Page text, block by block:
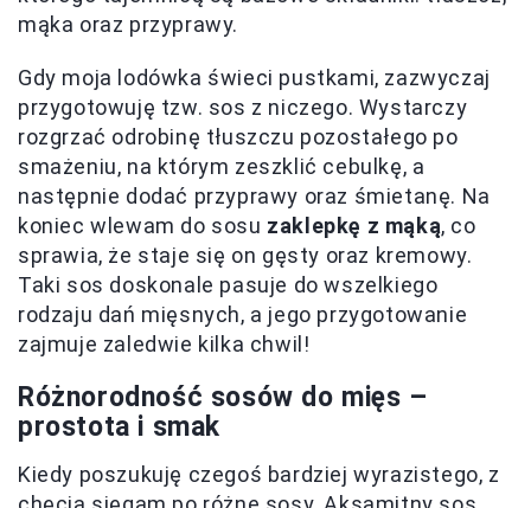
mąka oraz przyprawy.
Gdy moja lodówka świeci pustkami, zazwyczaj
przygotowuję tzw. sos z niczego. Wystarczy
rozgrzać odrobinę tłuszczu pozostałego po
smażeniu, na którym zeszklić cebulkę, a
następnie dodać przyprawy oraz śmietanę. Na
koniec wlewam do sosu zaklepkę z mąką, co
sprawia, że staje się on gęsty oraz kremowy.
Taki sos doskonale pasuje do wszelkiego
rodzaju dań mięsnych, a jego przygotowanie
zajmuje zaledwie kilka chwil!
Różnorodność sosów do mięs –
prostota i smak
Kiedy poszukuję czegoś bardziej wyrazistego, z